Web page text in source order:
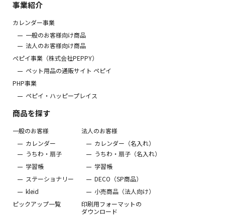
事業紹介
カレンダー事業
一般のお客様向け商品
法人のお客様向け商品
ぺピイ事業（株式会社PEPPY）
ペット用品の通販サイト ペピイ
PHP事業
ペピイ・ハッピープレイス
商品を探す
一般のお客様
カレンダー
うちわ・扇子
学習帳
ステーショナリー
kleid
ピックアップ一覧
法人のお客様
カレンダー（名入れ）
うちわ・扇子（名入れ）
学習帳
DECO（SP商品）
小売商品（法人向け）
印刷用フォーマットの
ダウンロード